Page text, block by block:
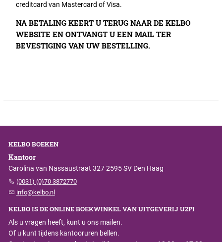
creditcard van Mastercard of Visa.
NA BETALING KEERT U TERUG NAAR DE KELBO
WEBSITE EN ONTVANGT U EEN MAIL TER
BEVESTIGING VAN UW BESTELLING.
KELBO BOEKEN
Kantoor
Carolina van Nassaustraat 327 2595 SV Den Haag
(0031) (0)70 3872770
info@kelbo.nl
KELBO IS DE ONLINE BOEKWINKEL VAN UITGEVERIJ U2PI
Als u vragen heeft, kunt u ons mailen.
Of u kunt tijdens kantooruren bellen.